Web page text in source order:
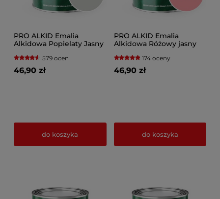
PRO ALKID Emalia
Alkidowa Popielaty Jasny
579 ocen
46,90 zł
do koszyka
PRO ALKID Emalia
Alkidowa Różowy jasny
174 oceny
46,90 zł
do koszyka